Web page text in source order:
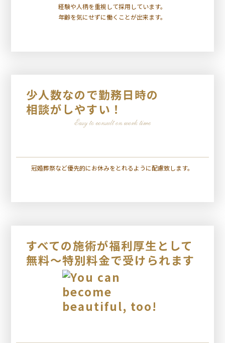
経験や人柄を重視して採用しています。
年齢を気にせずに働くことが出来ます。
少人数なので勤務日時の
相談がしやすい！
冠婚葬祭など優先的にお休みをとれるように配慮致します。
すべての施術が福利厚生として
無料～特別料金で受けられます